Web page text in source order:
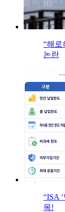
“해로
논란
“ISA
목!